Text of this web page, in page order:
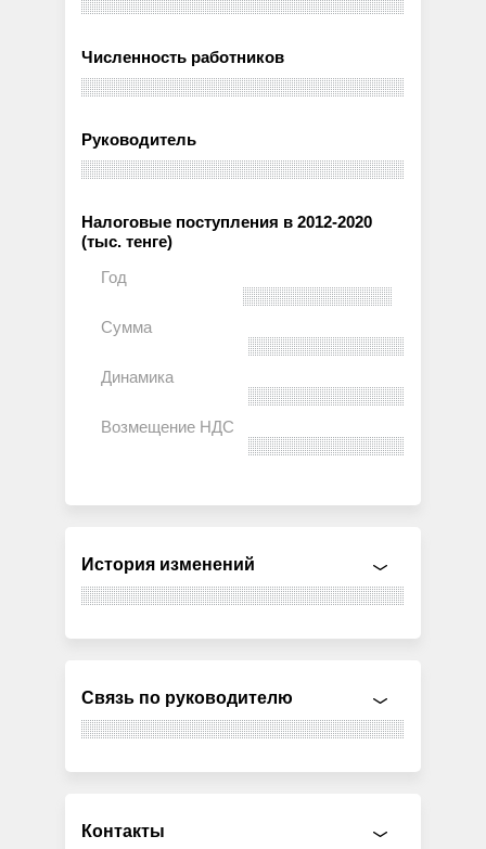
Численность работников
Руководитель
Налоговые поступления в 2012-2020
(тыс. тенге)
История изменений
Связь по руководителю
Контакты